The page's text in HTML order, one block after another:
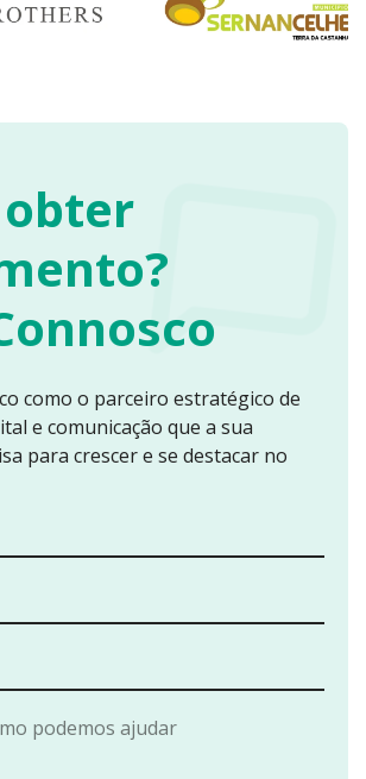
como o parceiro estratégico de
e comunicação que a sua
para crescer e se destacar no